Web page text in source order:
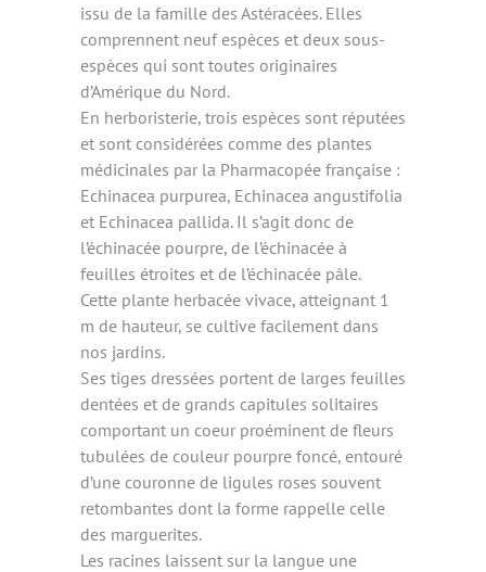
issu de la famille des Astéracées. Elles
comprennent neuf espèces et deux sous-
espèces qui sont toutes originaires
d’Amérique du Nord.
En herboristerie, trois espèces sont réputées
et sont considérées comme des plantes
médicinales par la Pharmacopée française :
Echinacea purpurea, Echinacea angustifolia
et Echinacea pallida. Il s’agit donc de
l’échinacée pourpre, de l’échinacée à
feuilles étroites et de l’échinacée pâle.
Cette plante herbacée vivace, atteignant 1
m de hauteur, se cultive facilement dans
nos jardins.
Ses tiges dressées portent de larges feuilles
dentées et de grands capitules solitaires
comportant un coeur proéminent de fleurs
tubulées de couleur pourpre foncé, entouré
d’une couronne de ligules roses souvent
retombantes dont la forme rappelle celle
des marguerites.
Les racines laissent sur la langue une